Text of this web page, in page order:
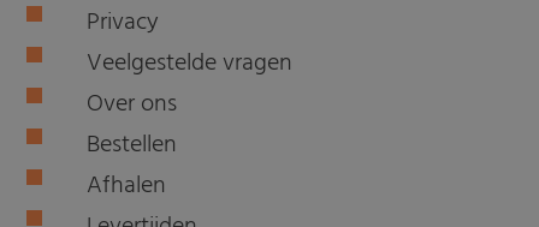
Privacy
Veelgestelde vragen
Over ons
Bestellen
Afhalen